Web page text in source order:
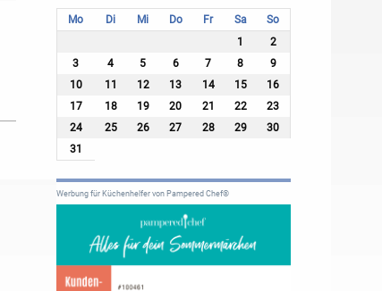
Mo Di Mi Do Fr Sa
So
1
2
3
4 5 6 7 8
9
10
11 12 13 14 15
16
17
18 19 20 21 22
23
24
25 26 27 28 29
30
31
Werbung für Küchenhelfer von Pampered Chef®